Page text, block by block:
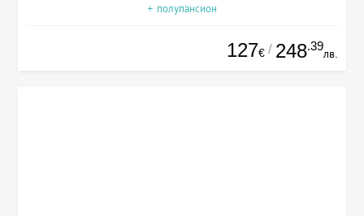
+ полупансион
127€ / 248.39
лв.